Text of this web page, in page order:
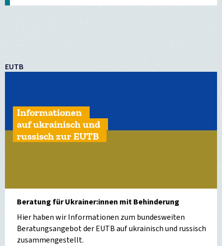
EUTB
Informationen
auf ukrainisch und
russisch zur EUTB
Beratung für Ukrainer:innen mit Behinderung
Hier haben wir Informationen zum bundesweiten
Beratungsangebot der EUTB auf ukrainisch und russisch
zusammengestellt.